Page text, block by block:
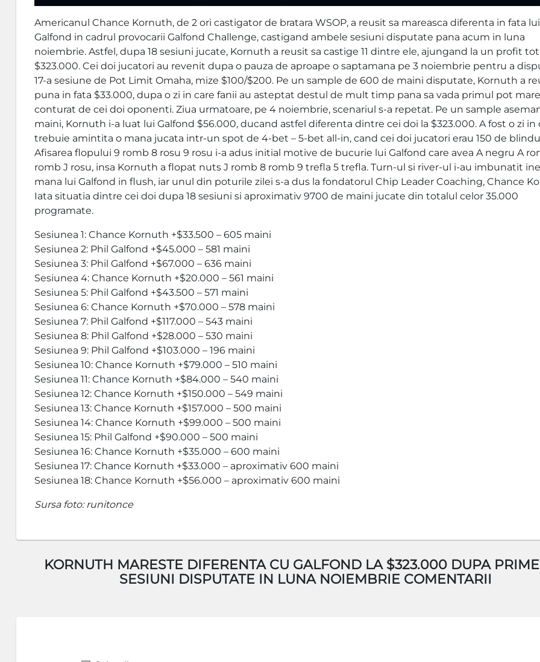
Americanul Chance Kornuth, de 2 ori castigator de bratara WSOP, a reusit sa mareasca diferenta in fata
Galfond in cadrul provocarii Galfond Challenge, castigand ambele sesiuni disputate pana acum in luna
noiembrie. Astfel, dupa 18 sesiuni jucate, Kornuth a reusit sa castige 11 dintre ele, ajungand la un profit
$323.000. Cei doi jucatori au revenit dupa o pauza de aproape o saptamana pe 3 noiembrie pentru a
17-a sesiune de Pot Limit Omaha, mize $100/$200. Pe un sample de 600 de maini disputate, Kornuth a
puna in fata $33.000, dupa o zi in care fanii au asteptat destul de mult timp pana sa vada primul pot mare
conturat de cei doi oponenti. Ziua urmatoare, pe 4 noiembrie, scenariul s-a repetat. Pe un sample
maini, Kornuth i-a luat lui Galfond $56.000, ducand astfel diferenta dintre cei doi la $323.000. A fost o zi in
trebuie amintita o mana jucata intr-un spot de 4-bet – 5-bet all-in, cand cei doi jucatori erau 150 de
Afisarea flopului 9 romb 8 rosu 9 rosu i-a adus initial motive de bucurie lui Galfond care avea A negru A
romb J rosu, insa Kornuth a flopat nuts J romb 8 romb 9 trefla 5 trefla. Turn-ul si river-ul i-au imbunatit
mana lui Galfond in flush, iar unul din poturile zilei s-a dus la fondatorul Chip Leader Coaching, Chance
Iata situatia dintre cei doi dupa 18 sesiuni si aproximativ 9700 de maini jucate din totalul celor 35.000
programate.
Sesiunea 1: Chance Kornuth +$33.500 – 605 maini
Sesiunea 2: Phil Galfond +$45.000 – 581 maini
Sesiunea 3: Phil Galfond +$67.000 – 636 maini
Sesiunea 4: Chance Kornuth +$20.000 – 561 maini
Sesiunea 5: Phil Galfond +$43.500 – 571 maini
Sesiunea 6: Chance Kornuth +$70.000 – 578 maini
Sesiunea 7: Phil Galfond +$117.000 – 543 maini
Sesiunea 8: Phil Galfond +$28.000 – 530 maini
Sesiunea 9: Phil Galfond +$103.000 – 196 maini
Sesiunea 10: Chance Kornuth +$79.000 – 510 maini
Sesiunea 11: Chance Kornuth +$84.000 – 540 maini
Sesiunea 12: Chance Kornuth +$150.000 – 549 maini
Sesiunea 13: Chance Kornuth +$157.000 – 500 maini
Sesiunea 14: Chance Kornuth +$99.000 – 500 maini
Sesiunea 15: Phil Galfond +$90.000 – 500 maini
Sesiunea 16: Chance Kornuth +$35.000 – 600 maini
Sesiunea 17: Chance Kornuth +$33.000 – aproximativ 600 maini
Sesiunea 18: Chance Kornuth +$56.000 – aproximativ 600 maini
Sursa foto: runitonce
KORNUTH MARESTE DIFERENTA CU GALFOND LA $323.000 DUPA
SESIUNI DISPUTATE IN LUNA NOIEMBRIE COMENTARII